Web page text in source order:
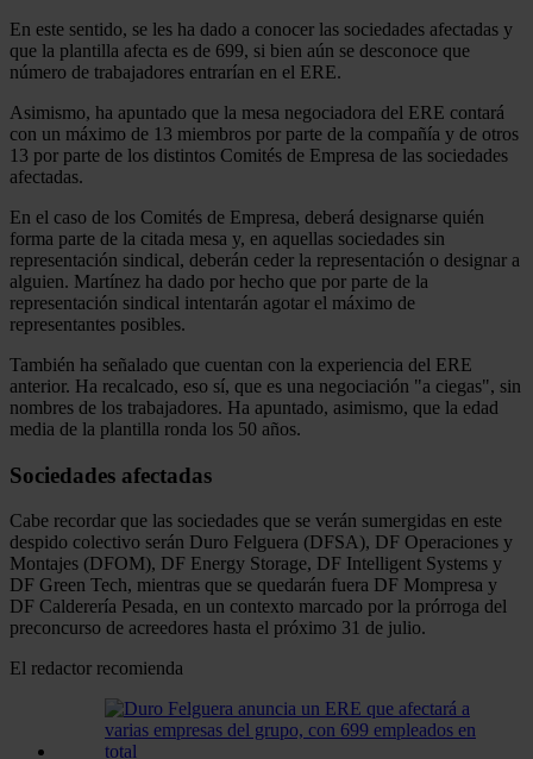
En este sentido, se les ha dado a conocer las sociedades afectadas y
que la plantilla afecta es de 699, si bien aún se desconoce que
número de trabajadores entrarían en el ERE.
Asimismo, ha apuntado que la mesa negociadora del ERE contará
con un máximo de 13 miembros por parte de la compañía y de otros
13 por parte de los distintos Comités de Empresa de las sociedades
afectadas.
En el caso de los Comités de Empresa, deberá designarse quién
forma parte de la citada mesa y, en aquellas sociedades sin
representación sindical, deberán ceder la representación o designar a
alguien. Martínez ha dado por hecho que por parte de la
representación sindical intentarán agotar el máximo de
representantes posibles.
También ha señalado que cuentan con la experiencia del ERE
anterior. Ha recalcado, eso sí, que es una negociación "a ciegas", sin
nombres de los trabajadores. Ha apuntado, asimismo, que la edad
media de la plantilla ronda los 50 años.
Sociedades afectadas
Cabe recordar que las sociedades que se verán sumergidas en este
despido colectivo serán Duro Felguera (DFSA), DF Operaciones y
Montajes (DFOM), DF Energy Storage, DF Intelligent Systems y
DF Green Tech, mientras que se quedarán fuera DF Mompresa y
DF Calderería Pesada, en un contexto marcado por la prórroga del
preconcurso de acreedores hasta el próximo 31 de julio.
El redactor recomienda